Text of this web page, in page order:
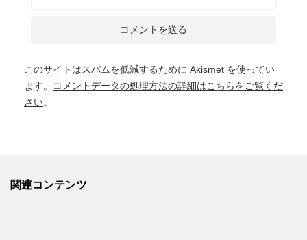
このサイトはスパムを低減するために Akismet を使ってい
ます。
コメントデータの処理方法の詳細はこちらをご覧くだ
さい。
関連コンテンツ